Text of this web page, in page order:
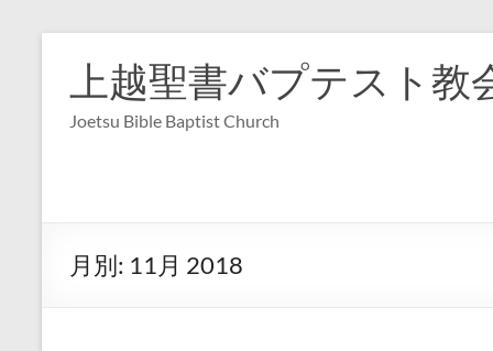
上越聖書バプテスト教
Joetsu Bible Baptist Church
月別: 11月 2018